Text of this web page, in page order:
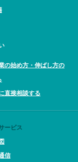
の始め方・伸ばし方の
直接相談する
ービス
信